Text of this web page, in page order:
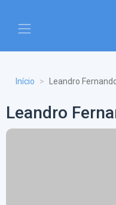
Início Leandro
Leandro